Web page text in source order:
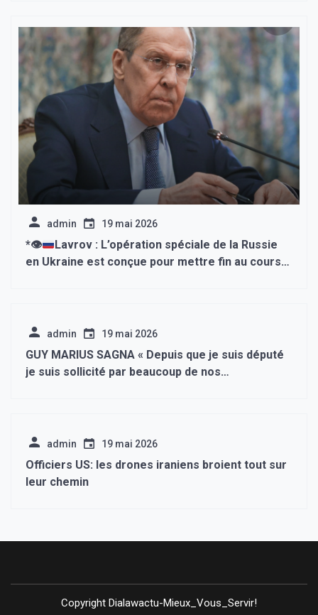
admin 19 mai 2026
*👁
Lavrov : L’opération spéciale de la Russie
en Ukraine est conçue pour mettre fin au cours
admin 19 mai 2026
GUY MARIUS SAGNA « Depuis que je suis député
je suis sollicité par beaucoup de nos
admin 19 mai 2026
Officiers US: les drones iraniens broient tout sur
leur chemin
Copyright Dialawactu-Mieux_Vous_Servir!